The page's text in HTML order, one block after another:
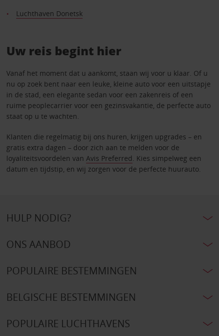
Luchthaven Donetsk
Uw reis begint hier
Vanaf het moment dat u aankomt, staan wij voor u klaar. Of u
nu op zoek bent naar een leuke, kleine auto voor een uitstapje
in de stad, een elegante sedan voor een zakenreis of een
ruime peoplecarrier voor een gezinsvakantie, de perfecte auto
staat op u te wachten.
Klanten die regelmatig bij ons huren, krijgen upgrades – en
gratis extra dagen – door zich aan te melden voor de
loyaliteitsvoordelen van Avis Preferred. Kies simpelweg een
datum en tijdstip, en wij zorgen voor de perfecte huurauto.
HULP NODIG?
ONS AANBOD
POPULAIRE BESTEMMINGEN
BELGISCHE BESTEMMINGEN
POPULAIRE LUCHTHAVENS